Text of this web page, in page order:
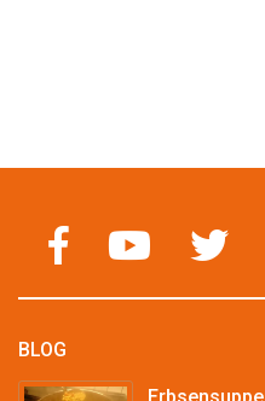
BLOG